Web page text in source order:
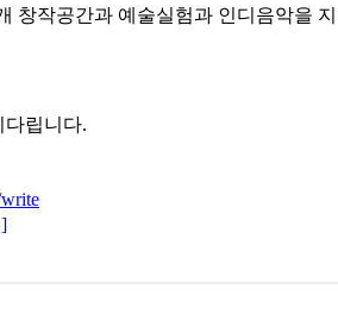
창작공간과 예술실험과 인디음악을
다립니다.